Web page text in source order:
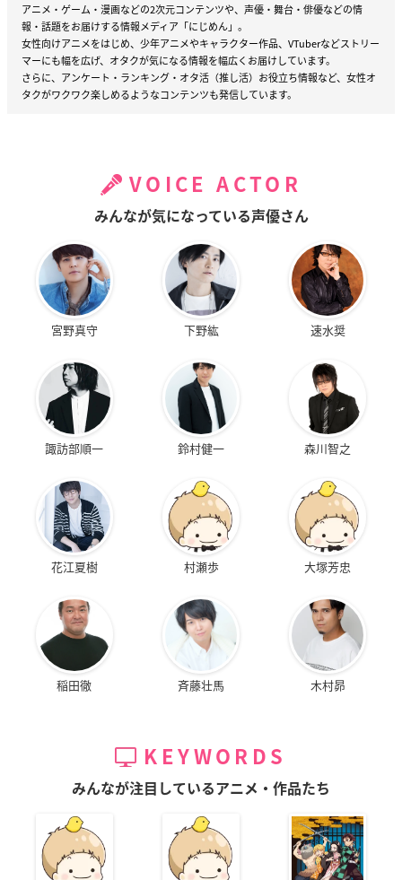
アニメ・ゲーム・漫画などの2次元コンテンツや、声優・舞台・俳優などの情
報・話題をお届けする情報メディア「にじめん」。
女性向けアニメをはじめ、少年アニメやキャラクター作品、VTuberなどストリー
マーにも幅を広げ、オタクが気になる情報を幅広くお届けしています。
さらに、アンケート・ランキング・オタ活（推し活）お役立ち情報など、女性オ
タクがワクワク楽しめるようなコンテンツも発信しています。
VOICE ACTOR
みんなが気になっている声優さん
宮野真守 下野紘 速水奨
諏訪部順一 鈴村健一 森川智之
花江夏樹 村瀬歩 大塚芳忠
稲田徹 斉藤壮馬 木村昴
KEYWORDS
みんなが注目しているアニメ・作品たち